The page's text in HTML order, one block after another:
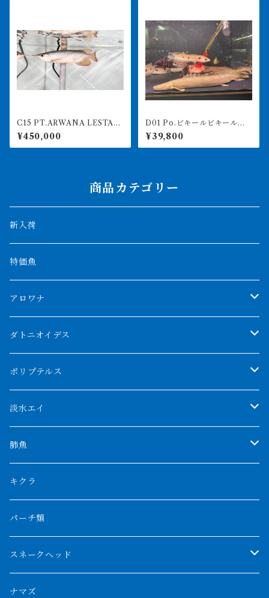
C15 PT.ARWANA LESTARI
最高峰紅龍 アブソリュート
レッド 18㎝前後 260-005
141アグスファーム
¥450,000
D01 Po.ビキールビキール
カミハタ 58㎝前後 買取個
体
¥39,800
商品カテゴリー
新入荷
特価魚
アロワナ
クンパイ
アブソリュートレッド
AGUS スーパーレッドF4
特殊アロワナ
厳選 過背金龍
フルゴールデンクロスバック
ブルーベースクロスバック
BILLY-KENオリジナルブランド紅龍
チョッパーレッド
ブルレッド
その他アジアアロワナ
特殊個体
シルバーアロワナ
ダトニオイデス
シャムタイガー
特殊ダトニオ
ダトニオプラスワン
リアルバンド
フォークバンド
フォーバータイガー
メニーバータイガー
ニューギニアダトニオ
ポリプテルス
モンスターポリプ
特殊ポリプ
プラチナ個体
ショート個体
ハイブリッドポリプ
エンドリケリー
ギニア
ナイジェリア
ナイルビチャー
ナポレオンビチャー
ビキールビキール
淡水エイ
シナガワダイヤ
ダイヤモンドポルカ
クロコダイル
その他淡水エイ
肺魚
ネオケラ
その他肺魚
キクラ
パーチ類
スネークヘッド
チャンナバルカ
ナマズ